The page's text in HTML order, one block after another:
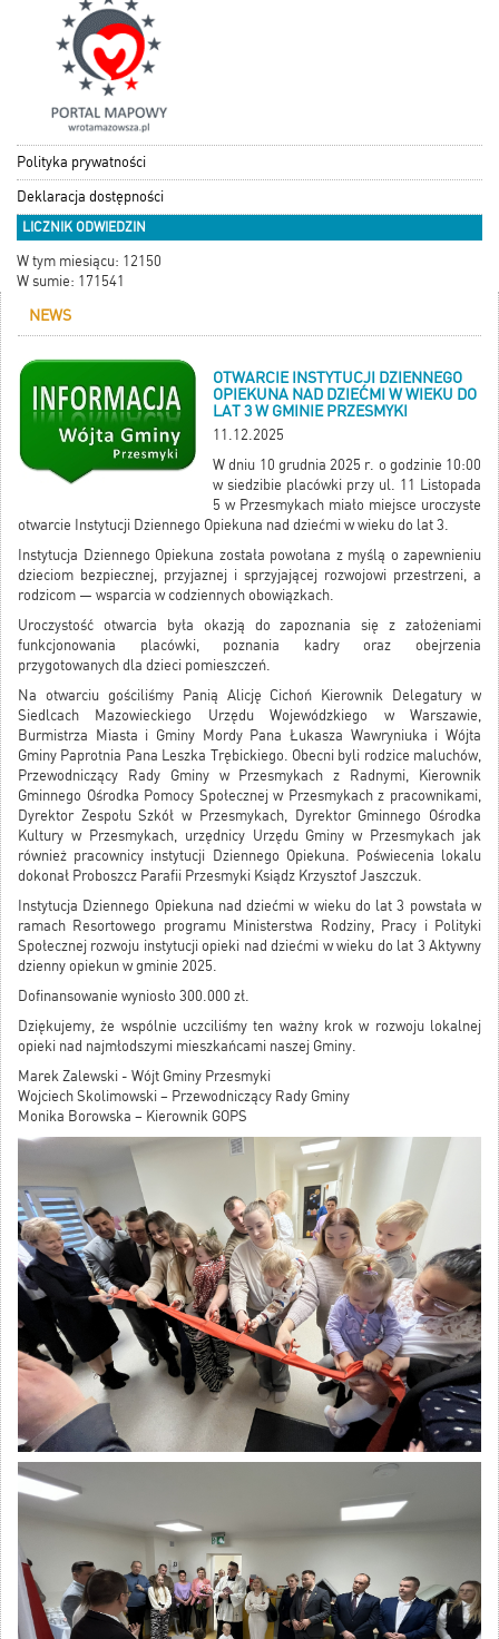
Polityka prywatności
Deklaracja dostępności
LICZNIK ODWIEDZIN
W tym miesiącu: 12150
W sumie: 171541
NEWS
OTWARCIE INSTYTUCJI DZIENNEGO
OPIEKUNA NAD DZIEĆMI W WIEKU DO
LAT 3 W GMINIE PRZESMYKI
11.12.2025
W dniu 10 grudnia 2025 r. o godzinie 10:00
w siedzibie placówki przy ul. 11 Listopada
5 w Przesmykach miało miejsce uroczyste
otwarcie Instytucji Dziennego Opiekuna nad dziećmi w wieku do lat 3.
Instytucja Dziennego Opiekuna została powołana z myślą o zapewnieniu
dzieciom bezpiecznej, przyjaznej i sprzyjającej rozwojowi przestrzeni, a
rodzicom — wsparcia w codziennych obowiązkach.
Uroczystość otwarcia była okazją do zapoznania się z założeniami
funkcjonowania placówki, poznania kadry oraz obejrzenia
przygotowanych dla dzieci pomieszczeń.
Na otwarciu gościliśmy Panią Alicję Cichoń Kierownik Delegatury w
Siedlcach Mazowieckiego Urzędu Wojewódzkiego w Warszawie,
Burmistrza Miasta i Gminy Mordy Pana Łukasza Wawryniuka i Wójta
Gminy Paprotnia Pana Leszka Trębickiego. Obecni byli rodzice maluchów,
Przewodniczący Rady Gminy w Przesmykach z Radnymi, Kierownik
Gminnego Ośrodka Pomocy Społecznej w Przesmykach z pracownikami,
Dyrektor Zespołu Szkół w Przesmykach, Dyrektor Gminnego Ośrodka
Kultury w Przesmykach, urzędnicy Urzędu Gminy w Przesmykach jak
również pracownicy instytucji Dziennego Opiekuna. Poświecenia lokalu
dokonał Proboszcz Parafii Przesmyki Ksiądz Krzysztof Jaszczuk.
Instytucja Dziennego Opiekuna nad dziećmi w wieku do lat 3 powstała w
ramach Resortowego programu Ministerstwa Rodziny, Pracy i Polityki
Społecznej rozwoju instytucji opieki nad dziećmi w wieku do lat 3 Aktywny
dzienny opiekun w gminie 2025.
Dofinansowanie wyniosło 300.000 zł.
Dziękujemy, że wspólnie uczciliśmy ten ważny krok w rozwoju lokalnej
opieki nad najmłodszymi mieszkańcami naszej Gminy.
Marek Zalewski - Wójt Gminy Przesmyki
Wojciech Skolimowski – Przewodniczący Rady Gminy
Monika Borowska – Kierownik GOPS